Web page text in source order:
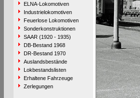
ELNA-Lokomotiven
Industrielokomotiven
Feuerlose Lokomotiven
Sonderkonstruktionen
SAAR (1920 - 1935)
DB-Bestand 1968
DR-Bestand 1970
Auslandsbestände
Lokbestandslisten
Erhaltene Fahrzeuge
Zerlegungen